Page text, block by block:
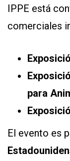
IPPE está
comerciales
para
El evento es